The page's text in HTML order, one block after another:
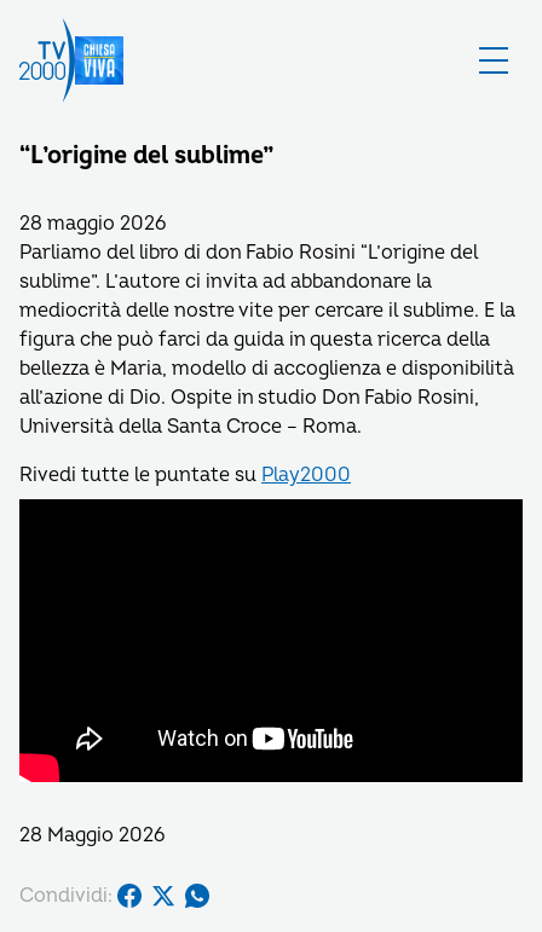
“L’origine del sublime”
28 maggio 2026
Parliamo del libro di don Fabio Rosini “L’origine del
sublime”. L’autore ci invita ad abbandonare la
mediocrità delle nostre vite per cercare il sublime. E la
figura che può farci da guida in questa ricerca della
bellezza è Maria, modello di accoglienza e disponibilità
all’azione di Dio. Ospite in studio Don Fabio Rosini,
Università della Santa Croce – Roma.
Rivedi tutte le puntate su Play2000
28 Maggio 2026
Condividi: